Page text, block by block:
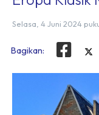
Selasa, 4 Juni 2024
Bagikan: